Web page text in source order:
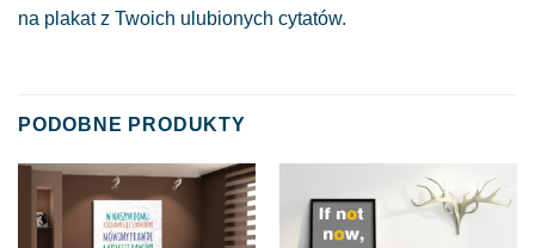
na plakat z Twoich ulubionych cytatów.
PODOBNE PRODUKTY